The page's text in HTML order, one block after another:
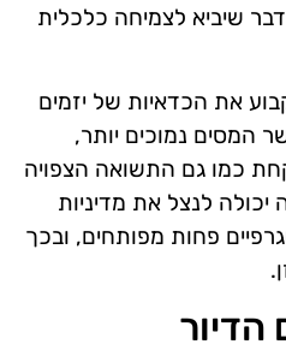
שיביא לצמיחה כלכלית
את הכדאיות של יזמים
המסים נמוכים יותר,
כמו גם התשואה הצפויה
לנצל את מדיניות
פחות מפותחים, ובכך
הדיור